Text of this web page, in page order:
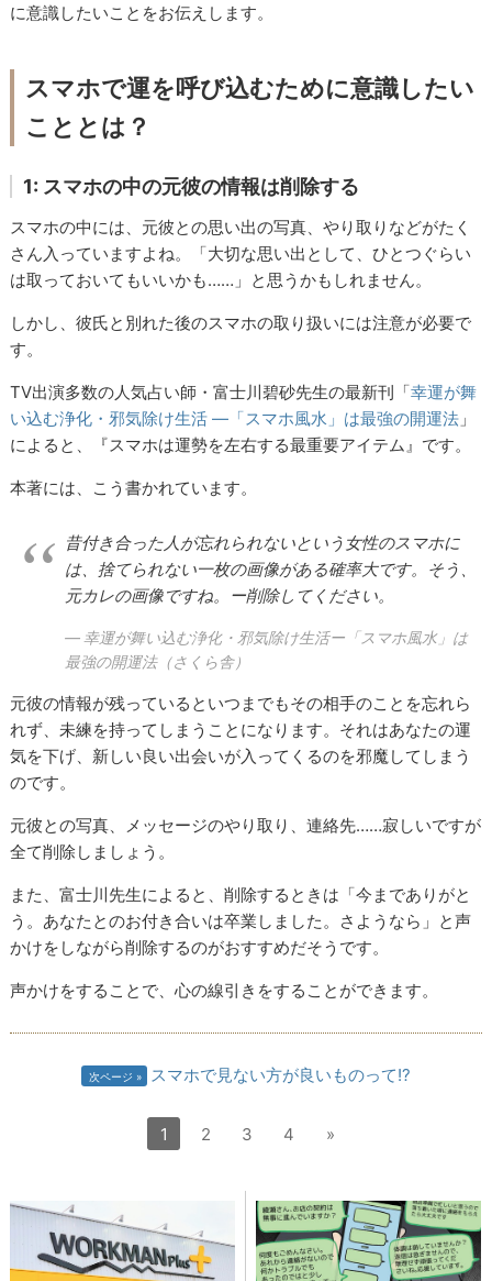
に意識したいことをお伝えします。
スマホで運を呼び込むために意識したい
こととは？
1: スマホの中の元彼の情報は削除する
スマホの中には、元彼との思い出の写真、やり取りなどがたく
さん入っていますよね。「大切な思い出として、ひとつぐらい
は取っておいてもいいかも……」と思うかもしれません。
しかし、彼氏と別れた後のスマホの取り扱いには注意が必要で
す。
TV出演多数の人気占い師・富士川碧砂先生の最新刊「幸運が舞
い込む浄化・邪気除け生活 ―「スマホ風水」は最強の開運法 」
によると、『スマホは運勢を左右する最重要アイテム』です。
本著には、こう書かれています。
昔付き合った人が忘れられないという女性のスマホに
は、捨てられない一枚の画像がある確率大です。そう、
元カレの画像ですね。ー削除してください。
幸運が舞い込む浄化・邪気除け生活ー「スマホ風水」は
最強の開運法（さくら舎）
元彼の情報が残っているといつまでもその相手のことを忘れら
れず、未練を持ってしまうことになります。それはあなたの運
気を下げ、新しい良い出会いが入ってくるのを邪魔してしまう
のです。
元彼との写真、メッセージのやり取り、連絡先……寂しいですが
全て削除しましょう。
また、富士川先生によると、削除するときは「今までありがと
う。あなたとのお付き合いは卒業しました。さようなら」と声
かけをしながら削除するのがおすすめだそうです。
声かけをすることで、心の線引きをすることができます。
次ページ スマホで見ない方が良いものって!?
1 2 3 4 »